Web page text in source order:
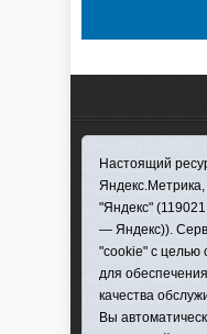
использовании
Информационная
поддержке
от 10.06. 2016 г.
надзору в сфере
технологий и
Учредитель
Настоящий
"Яндекс"
— Яндекс)).
"cookie" с целью
для
качества
Вы